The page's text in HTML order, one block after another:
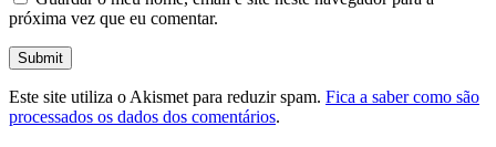
próxima vez que eu comentar.
Este site utiliza o Akismet para reduzir spam. Fica a saber como são
processados os dados dos comentários.